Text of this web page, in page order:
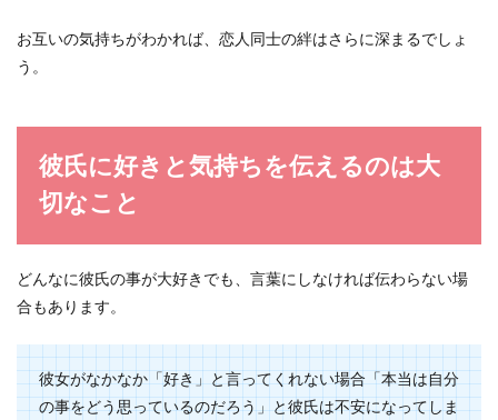
お互いの気持ちがわかれば、恋人同士の絆はさらに深まるでしょ
う。
彼氏に好きと気持ちを伝えるのは大
切なこと
どんなに彼氏の事が大好きでも、言葉にしなければ伝わらない場
合もあります。
彼女がなかなか「好き」と言ってくれない場合「本当は自分
の事をどう思っているのだろう」と彼氏は不安になってしま